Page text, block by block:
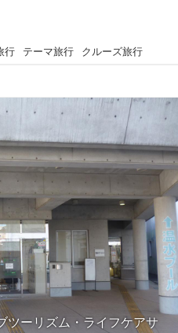
行 テーマ旅行 クルーズ旅行
ツーリズム・ライフケアサ